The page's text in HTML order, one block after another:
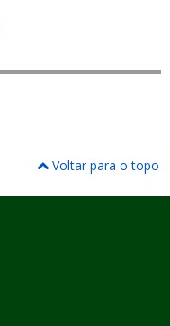
Voltar para o topo